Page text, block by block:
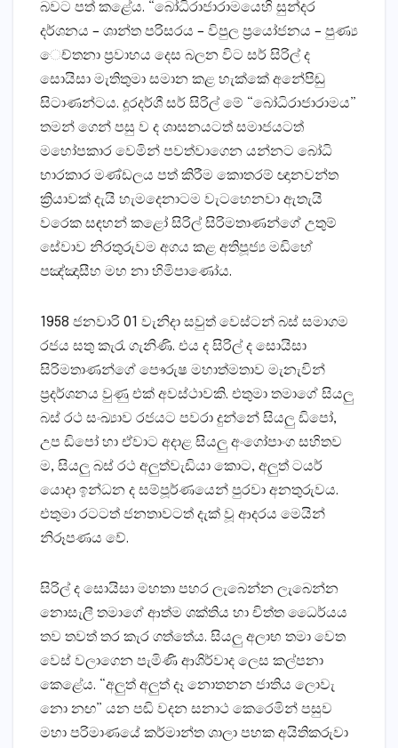
බවට පත් කළේය. “බෝධිරාජාරාමයෙහි සුන්දර
දර්ශනය – ශාන්ත පරිසරය – විපුල ප්‍රයෝජනය – පුණ්‍ය
ෙච්තනා ප්‍රවාහය දෙස බලන විට සර් සිරිල් ද
සොයිසා මැතිතුමා සමාන කළ හැක්‌කේ අනේපිඬු
සිටාණන්ටය. දූරදර්ශී සර් සිරිල් මේ “බෝධිරාජාරාමය”
තමන් ගෙන් පසු ව ද ශාසනයටත් සමාජයටත්
මහෝපකාර වෙමින් පවත්වාගෙන යන්නට බෝධි
භාරකාර මණ්‌ඩලය පත් කිරීම කොතරම් ඥානවන්ත
ක්‍රියාවක්‌ දැයි හැමදෙනාටම වැටහෙනවා ඇතැයි
වරෙක සඳහන් කළෝ සිරිල් සිරිමතාණන්ගේ උතුම්
සේවාව නිරතුරුවම අගය කළ අතිපූජ්‍ය මඩිහේ
පඤ්ඤාසීහ මහ නා හිමිපාණෝය.
1958 ජනවාරි 01 වැනිදා සවුත් වෙස්‌ටන් බස්‌ සමාගම
රජය සතු කැරැ ගැනිණි. එය ද සිරිල් ද සොයිසා
සිරිමතාණන්ගේ පෞරුෂ මහාත්මතාව මැනැවින්
ප්‍රදර්ශනය වුණු එක්‌ අවස්‌ථාවකි. එතුමා තමාගේ සියලු
බස්‌ රථ සංඛ්‍යාව රජයට පවරා දුන්නේ සියලු ඩිපෝ,
උප ඩිපෝ හා ඒවාට අදාළ සියලු අංගෝපාංග සහිතව
ම, සියලු බස්‌ රථ අලුත්වැඩියා කොට, අලුත් ටයර්
යොදා ඉන්ධන ද සම්පූර්ණයෙන් පුරවා අනතුරුවය.
එතුමා රටටත් ජනතාවටත් දැක්‌ වූ ආදරය මෙයින්
නිරූපණය වේ.
සිරිල් ද සොයිසා මහතා පහර ලැබෙන්න ලැබෙන්න
නොසැලී තමාගේ ආත්ම ශක්‌තිය හා චිත්ත ධෛර්යය
තව තවත් තර කැර ගත්තේය. සියලු අලාභ තමා වෙත
වෙස්‌ වලාගෙන පැමිණි ආශිර්වාද ලෙස කල්පනා
කෙළේය. “අලුත් අලුත් දෑ නොතනන ජාතිය ලොවැ
නො නඟ” යන පඬි වදන සනාථ කෙරෙමින් පසුව
මහා පරිමාණයේ කර්මාන්ත ශාලා පහක අයිතිකරුවා